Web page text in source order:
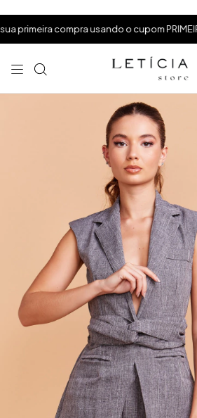
compra usando o cupom